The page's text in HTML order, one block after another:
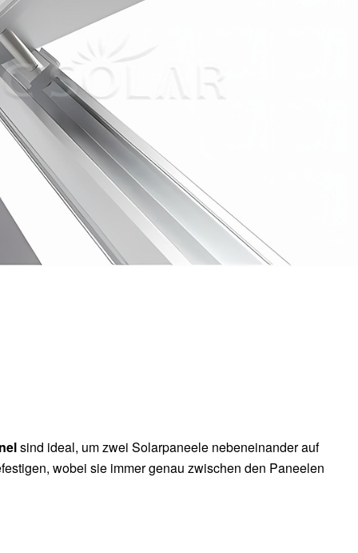
sind ideal, um zwei Solarpaneele nebeneinander auf
wobei sie immer genau zwischen den Paneelen